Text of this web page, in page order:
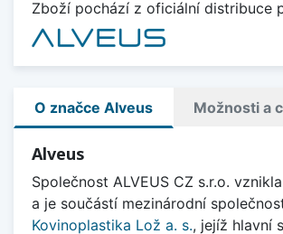
Zboží pochází z oficiální distribuce
O značce Alveus Možnosti a
Alveus
Společnost ALVEUS CZ s.r.o.
a je součástí mezinárodní
Kovinoplastika Lož a. s., jejíž hlavní